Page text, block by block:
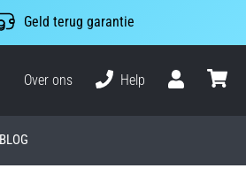
Geld terug garantie
Over ons
Help
BLOG